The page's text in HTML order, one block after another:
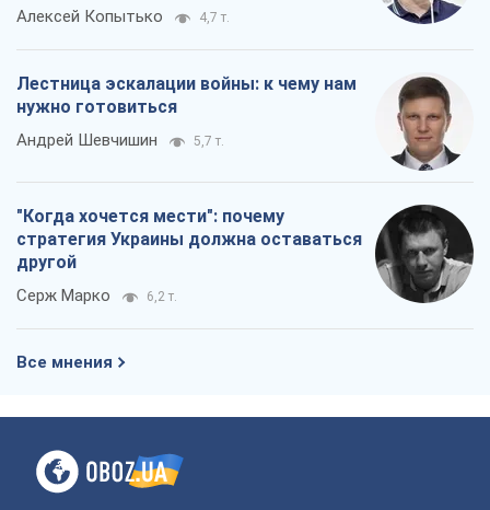
Алексей Копытько 4,7 т.
Лестница эскалации войны: к чему нам
нужно готовиться
Андрей Шевчишин 5,7 т.
"Когда хочется мести": почему
стратегия Украины должна оставаться
другой
Серж Марко 6,2 т.
Все мнения